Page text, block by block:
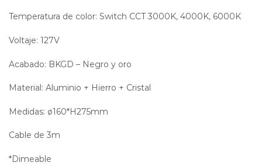
Temperatura de color: Switch CCT 3000K, 4000K, 6000K
Voltaje: 127V
Acabado: BKGD – Negro y oro
Material: Aluminio + Hierro + Cristal
Medidas: ø160*H275mm
Cable de 3m
*Dimeable